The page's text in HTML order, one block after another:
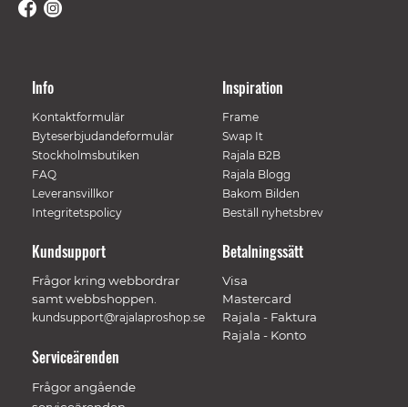
Info
Kontaktformulär
Byteserbjudandeformulär
Stockholmsbutiken
FAQ
Leveransvillkor
Integritetspolicy
Inspiration
Frame
Swap It
Rajala B2B
Rajala Blogg
Bakom Bilden
Beställ nyhetsbrev
Betalningssätt
Visa
Mastercard
Rajala - Faktura
Rajala - Konto
Kundsupport
Frågor kring webbordrar
samt webbshoppen.
kundsupport@rajalaproshop.se
Serviceärenden
Frågor angående